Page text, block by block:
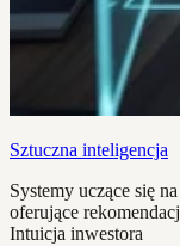
Sztuczna inteligencja
Systemy uczące się
oferujące
Intuicja inwestora